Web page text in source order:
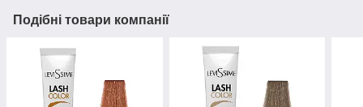
Подібні товари компанії